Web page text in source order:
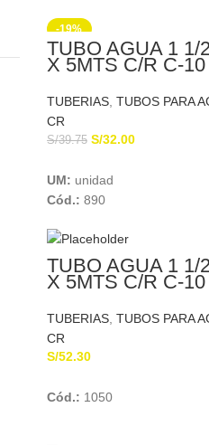
-19%
TUBO AGUA 1 1/
X 5MTS C/R C-10
TUBERIAS, TUBOS PARA
CR
S/39.75 S/32.00
UM: unidad
Cód.: 890
TUBO AGUA 1 1/
X 5MTS C/R C-10
TUBERIAS, TUBOS PARA
CR
S/52.30
Cód.: 1050